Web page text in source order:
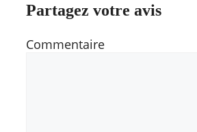
Partagez votre avis
Commentaire